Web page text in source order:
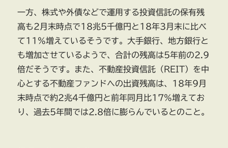
一方、株式や外債などで運用する投資信託の保有残
高も2月末時点で18兆5千億円と18年3月末に比べ
て11%増えているそうです。大手銀行、地方銀行と
も増加させているようで、合計の残高は5年前の2.9
倍だそうです。また、不動産投資信託（REIT）を中
心とする不動産ファンドへの出資残高は、18年9月
末時点で約2兆4千億円と前年同月比17%増えてお
り、過去5年間では2.8倍に膨らんでいるとのこと。